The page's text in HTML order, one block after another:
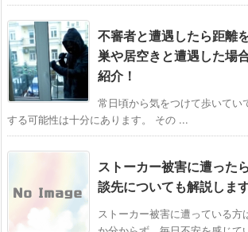
不審者と遭遇したら距離
巣や居空きと遭遇した場
紹介！
常日頃から気をつけて歩いてい
する可能性は十分にあります。 その ...
ストーカー被害に遭った
談先についても解説しま
ストーカー被害に遭っている方